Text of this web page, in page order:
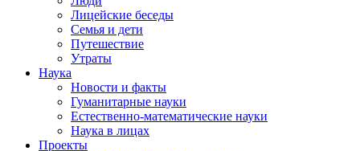
Лицейские беседы
Семья и дети
Путешествие
Утраты
Наука
Новости и факты
Гуманитарные науки
Естественно-математические науки
Наука в лицах
Проекты